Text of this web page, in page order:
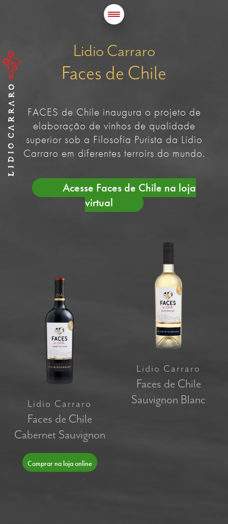
Lidio Carraro
Faces de Chile
FACES de Chile inaugura o projeto de
elaboração de vinhos de qualidade
superior sob a Filosofia Purista da Lidio
Carraro em diferentes terroirs do mundo.
Acesse Faces de Chile na loja
virtual
Lidio Carraro
Faces de Chile
Cabernet Sauvignon
Comprar na loja online
Lidio Carraro
Faces de Chile
Sauvignon Blanc